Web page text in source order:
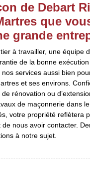
de Debart
que
grande
à travailler, une équipe
de la bonne
services aussi bien
et ses environs.
rénovation ou
de maçonnerie dans
votre propriété reflètera
nous avoir contacter.
à notre sujet.